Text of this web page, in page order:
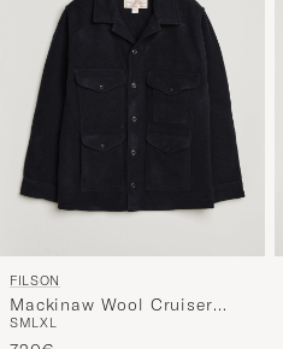
FILSON
Mackinaw Wool Cruiser
Dark Navy
SMLXL